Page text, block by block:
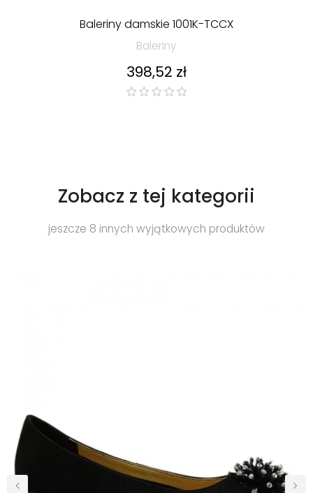
Baleriny damskie 1001K-TCCX
Baleriny
Cena
398,52 zł
Zobacz z tej kategorii
jeszcze 8 innych wyjątkowych produktów